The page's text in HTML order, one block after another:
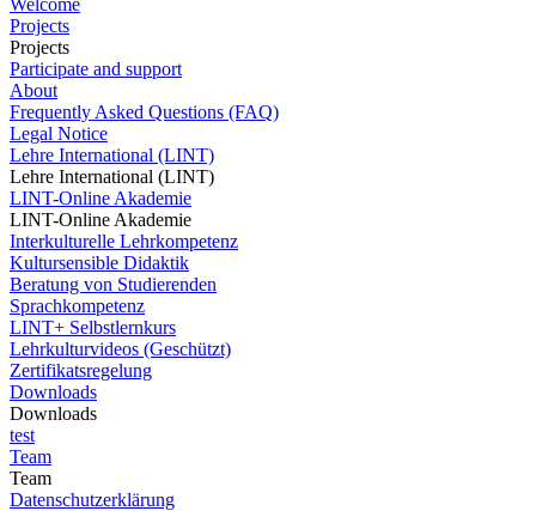
Welcome
Projects
Projects
Participate and support
About
Frequently Asked Questions (FAQ)
Legal Notice
Lehre International (LINT)
Lehre International (LINT)
LINT-Online Akademie
LINT-Online Akademie
Interkulturelle Lehrkompetenz
Kultursensible Didaktik
Beratung von Studierenden
Sprachkompetenz
LINT+ Selbstlernkurs
Lehrkulturvideos (Geschützt)
Zertifikatsregelung
Downloads
Downloads
test
Team
Team
Datenschutzerklärung